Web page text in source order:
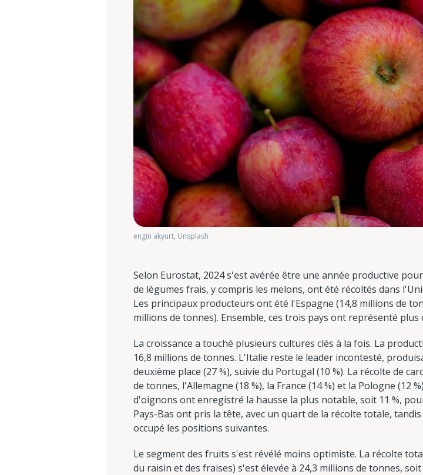
engin akyurt, Unsplash
Selon Eurostat, 2024 s'est avérée être une année productive
de légumes frais, y compris les melons, ont été récoltés dans
Les principaux producteurs ont été l'Espagne (14,8 millions de
millions de tonnes). Ensemble, ces trois pays ont représenté
La croissance a touché plusieurs cultures clés à la fois. La
16,8 millions de tonnes. L'Italie reste le leader incontesté,
deuxième place (27 %), suivie du Portugal (10 %). La récolte de
de tonnes, l'Allemagne (18 %), la France (14 %) et la Pologne (12
d'oignons ont enregistré la hausse la plus notable, soit 11 %,
Pays-Bas ont pris la tête, avec un quart de la récolte totale,
occupé les positions suivantes.
Le segment des fruits s'est révélé moins optimiste. La récolte
du raisin et des fraises) s'est élevée à 24,3 millions de tonnes,